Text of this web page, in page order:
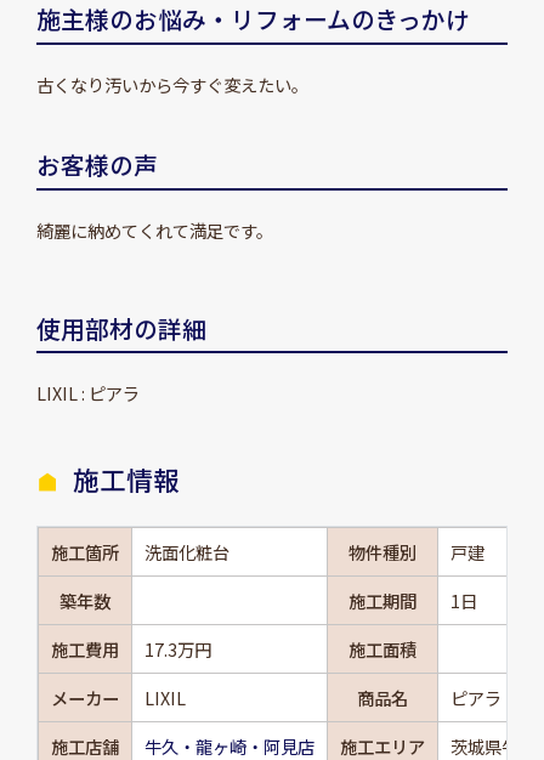
施主様のお悩み・リフォームのきっかけ
古くなり汚いから今すぐ変えたい。
お客様の声
綺麗に納めてくれて満足です。
使用部材の詳細
LIXIL : ピアラ
施工情報
施工箇所 洗面化粧台 物件種別
戸建
築年数
施工期間
1日
施工費用
17.3万円
施工面積
メーカー
LIXIL 商品名
ピアラ
施工店舗
牛久・龍ヶ崎・阿見店 施工エリア 茨城県牛久